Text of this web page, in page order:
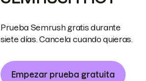
Prueba Semrush gratis durante
siete días. Cancela cuando quieras.
Empezar prueba gratuita